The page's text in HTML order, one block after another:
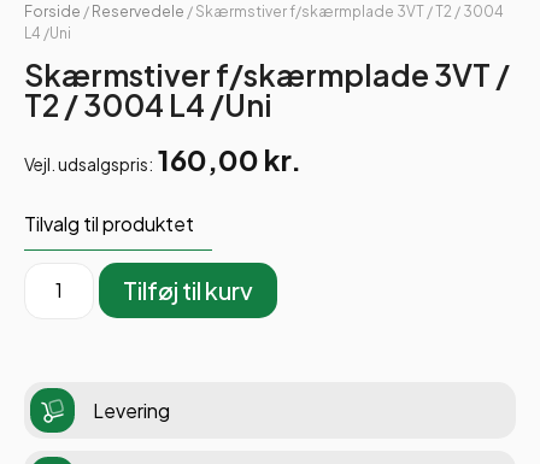
Forside / Reservedele / Skærmstiver f/skærmplade 3VT / T2 / 3004
L4 /Uni
Skærmstiver f/skærmplade 3VT /
T2 / 3004 L4 /Uni
Vejl. udsalgspris: 160,00 kr.
Tilvalg til produktet
Tilføj til kurv
Levering